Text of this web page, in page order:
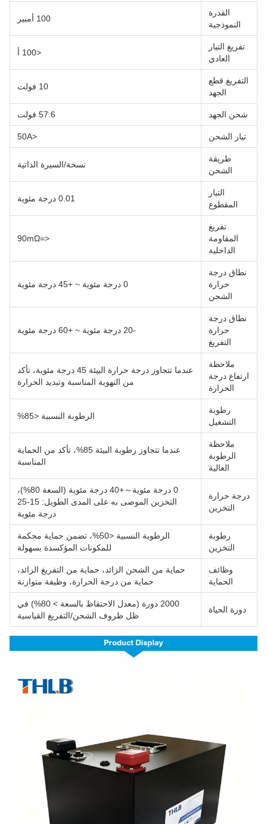
القدرة
النموذجية
100 أمبير
تفريغ التيار
العادي
<100 أ
التفريغ قطع
الجهد
10 فولت
شحن الجهد 57.6 فولت
تيار الشحن <50A
طريقة
الشحن
نسخة/السيرة الذاتية
التيار
المقطوع
0.01 درجة مئوية
تفريغ
المقاومة
الداخلية
<=90mΩ
نطاق درجة
حرارة
الشحن
0 درجة مئوية ~ +45 درجة مئوية
نطاق درجة
حرارة
التفريغ
-20 درجة مئوية ~ +60 درجة مئوية
ملاحظة
ارتفاع درجة
الحرارة
عندما تتجاوز درجة حرارة البيئة 45 درجة مئوية، تأكد
من التهوية المناسبة وتبديد الحرارة
رطوبة
التشغيل
الرطوبة النسبية <85%
ملاحظة
الرطوبة
العالية
عندما تتجاوز رطوبة البيئة 85%، تأكد من الحماية
المناسبة
درجة حرارة
التخزين
0 درجة مئوية～+40 درجة مئوية (السعة 80%)،
التخزين الموصى به على المدى الطويل: 15-25
درجة مئوية
رطوبة
التخزين
الرطوبة النسبية <50%، تضمن حماية محكمة
للمكونات المؤكسدة بسهولة
وظائف
الحماية
حماية من الشحن الزائد، حماية من التفريغ الزائد،
حماية من درجة الحرارة، وظيفة متوازنة
دورة الحياة
2000 دورة (معدل الاحتفاظ بالسعة > 80%) في
ظل ظروف الشحن/التفريغ القياسية